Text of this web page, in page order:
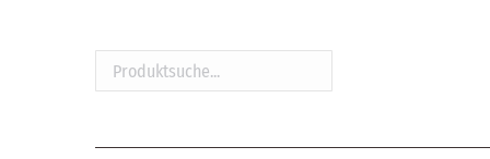
Produktsuche...